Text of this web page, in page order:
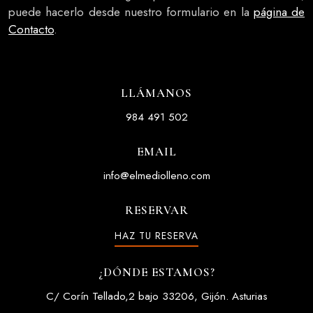
puede hacerlo desde nuestro formulario en la página de
Contacto.
LLÁMANOS
984 491 502
EMAIL
info@elmediolleno.com
RESERVAR
HAZ TU RESERVA
¿DÓNDE ESTAMOS?
C/ Corín Tellado,2 bajo 33206, Gijón. Asturias